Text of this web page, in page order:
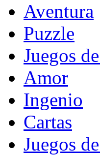
Aventura
Puzzle
Juegos
Amor
Ingenio
Cartas
Juegos